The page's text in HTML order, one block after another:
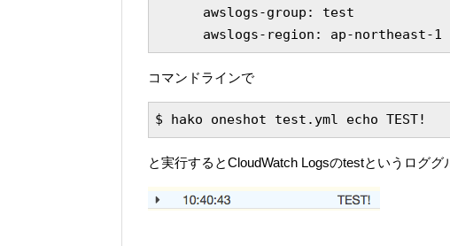
      awslogs-group: test
コマンドラインで
と実行するとCloudWatch Logsのtestというログ